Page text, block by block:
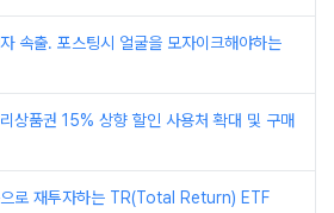
속출. 포스팅시 얼굴을 모자이크해야하는
상품권 15% 상향 할인 사용처 확대 및 구매
으로 재투자하는 TR(Total Return) ETF